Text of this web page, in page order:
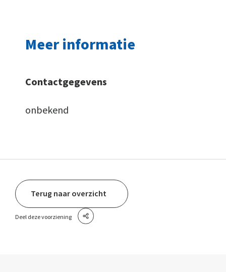
Meer informatie
Contactgegevens
onbekend
Terug naar overzicht
Deel deze voorziening